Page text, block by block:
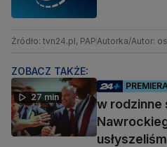
Źródło: tvn24.pl, PAP Autorka/Autor:
ZOBACZ TAKŻE:
27 min
w rodzinne